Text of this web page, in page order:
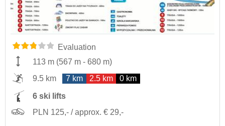
Evaluation
113 m (567 m - 680 m)
9.5 km
7 km 2.5 km 0 km
6 ski lifts
PLN 125,- / approx. € 29,-